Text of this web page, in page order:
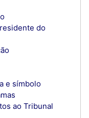
do
e símbolo
ao Tribunal